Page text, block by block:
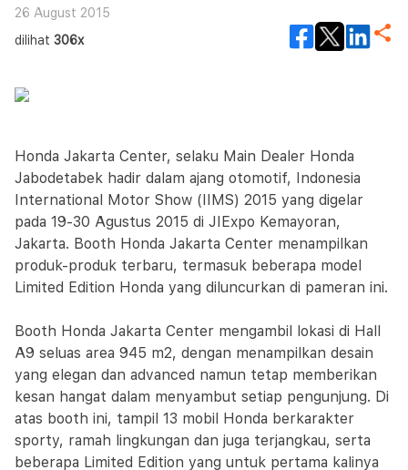
26 August 2015
dilihat 306x
Honda Jakarta Center, selaku Main Dealer Honda
Jabodetabek hadir dalam ajang otomotif, Indonesia
International Motor Show (IIMS) 2015 yang digelar
pada 19-30 Agustus 2015 di JIExpo Kemayoran,
Jakarta. Booth Honda Jakarta Center menampilkan
produk-produk terbaru, termasuk beberapa model
Limited Edition Honda yang diluncurkan di pameran ini.
Booth Honda Jakarta Center mengambil lokasi di Hall
A9 seluas area 945 m2, dengan menampilkan desain
yang elegan dan advanced namun tetap memberikan
kesan hangat dalam menyambut setiap pengunjung. Di
atas booth ini, tampil 13 mobil Honda berkarakter
sporty, ramah lingkungan dan juga terjangkau, serta
beberapa Limited Edition yang untuk pertama kalinya